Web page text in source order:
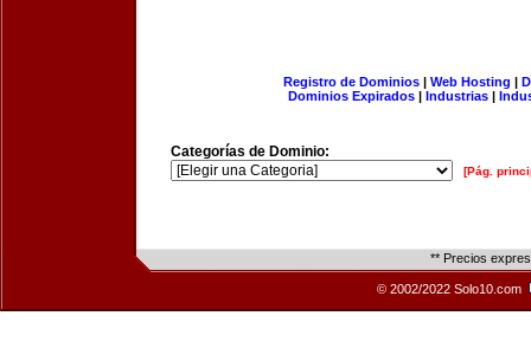
Registro de Dominios| Web Hosting |
Dominios Expirados | Industrias |
Categorías de Dominio:
[Pág.
** Precios
© 2002/2022 Solo10.com